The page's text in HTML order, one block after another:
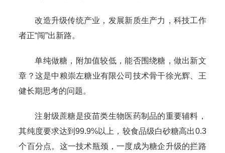
改造升级传统产业，发展新质生产力，科技工作
者正“闯”出新路。
单纯做糖，附加值较低，能否围绕糖，做出新文
章？这是中粮崇左糖业有限公司技术骨干徐光辉、王
健长期思考的问题。
注射级蔗糖是疫苗类生物医药制品的重要辅料，
其纯度要求达到99.9%以上，较食品级白砂糖高出0.3
个百分点。这一技术瓶颈，一度成为糖企升级的拦路